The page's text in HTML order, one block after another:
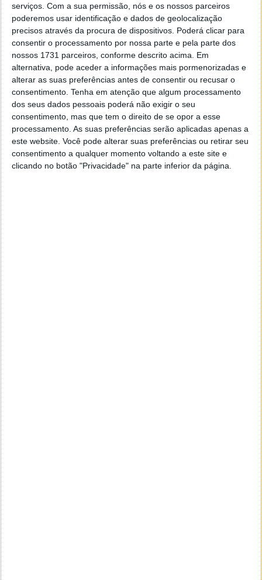
serviços. Com a sua permissão, nós e os nossos parceiros
poderemos usar identificação e dados de geolocalização
precisos através da procura de dispositivos. Poderá clicar para
consentir o processamento por nossa parte e pela parte dos
nossos 1731 parceiros, conforme descrito acima. Em
alternativa, pode aceder a informações mais pormenorizadas e
alterar as suas preferências antes de consentir ou recusar o
consentimento. Tenha em atenção que algum processamento
dos seus dados pessoais poderá não exigir o seu
consentimento, mas que tem o direito de se opor a esse
processamento. As suas preferências serão aplicadas apenas a
este website. Você pode alterar suas preferências ou retirar seu
consentimento a qualquer momento voltando a este site e
clicando no botão "Privacidade" na parte inferior da página.
Autor:
Tags: Sony Xperia Z4
PRÓXIMO ARTIGO
E quem vai ao Estádio da Luz assistir ao Benfica-
Porto é…
ARTIGO ANTERIOR